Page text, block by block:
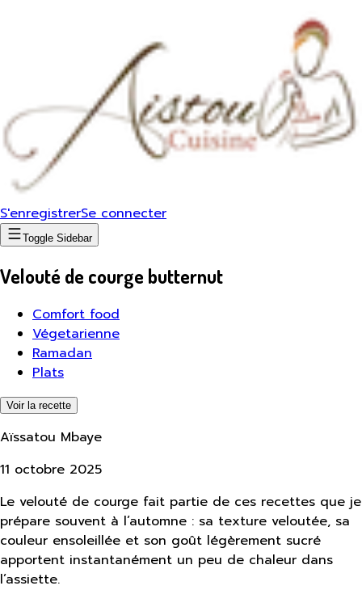
S'enregistrerSe connecter
Toggle Sidebar
Velouté de courge butternut
Comfort food
Végetarienne
Ramadan
Plats
Voir la recette
Aïssatou Mbaye
11 octobre 2025
Le velouté de courge fait partie de ces recettes que je
prépare souvent à l’automne : sa texture veloutée, sa
couleur ensoleillée et son goût légèrement sucré
apportent instantanément un peu de chaleur dans
l’assiette.